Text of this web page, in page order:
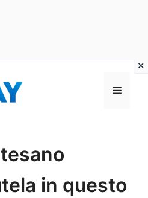
Menu
in questo